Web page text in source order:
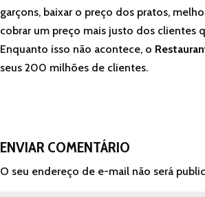
garçons, baixar o preço dos pratos,
cobrar um preço mais justo dos clientes
Enquanto isso não acontece, o
seus 200 milhões de clientes.
ENVIAR COMENTÁRIO
O seu endereço de e-mail não será